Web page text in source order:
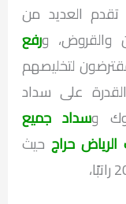
تقدم العديد من
والقروض، ورفع
لتخليصهم
على سداد
وسداد جميع
حراج حيث